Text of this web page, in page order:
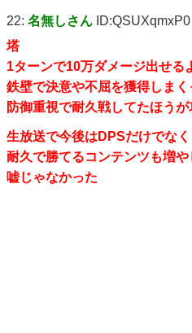
22: 名無しさん ID:QSUXqmxP0
塔
1ターンで10万ダメージ出せる
鉄壁で決意や不屈を獲得しまく
防御重視で耐久戦してたほう
生放送で今後はDPSだけでなく
耐久で勝てるコンテンツも増
嘘じゃなかった